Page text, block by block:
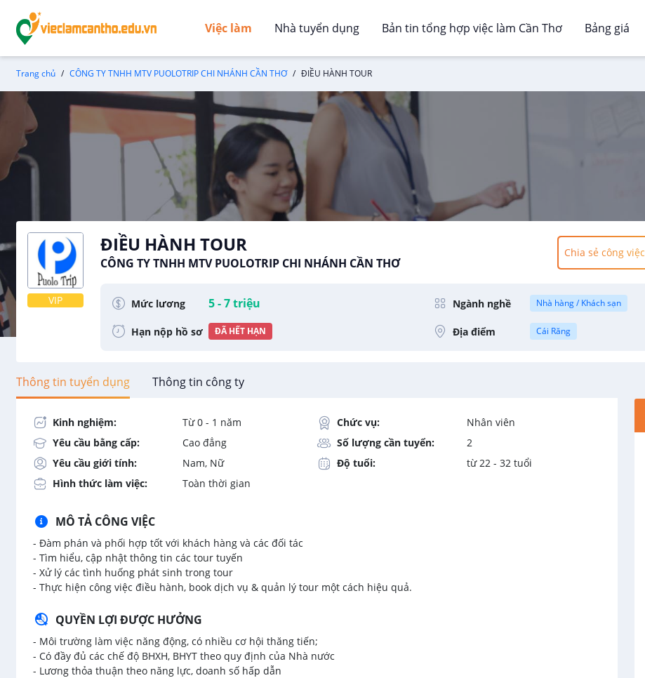
Việc làm Nhà tuyển dụng Bản tin tổng hợp việc làm Cần Thơ Bảng giá
Trang chủ CÔNG TY TNHH MTV PUOLOTRIP CHI NHÁNH CẦN THƠ ĐIỀU HÀNH TOUR
VIP
ĐIỀU HÀNH TOUR
CÔNG TY TNHH MTV PUOLOTRIP CHI NHÁNH CẦN THƠ
Chia sẻ công việc
Mức lương 5 - 7 triệu Ngành nghề Nhà hàng / Khách sạn
Hạn nộp hồ sơ ĐÃ HẾT HẠN Địa điểm Cái Răng
Thông tin tuyển dụng Thông tin công ty
Kinh nghiệm: Từ 0 - 1 năm Chức vụ:
Nhân viên
Yêu cầu bằng cấp:
Cao đẳng Số lượng cần tuyển:
2
Yêu cầu giới tính:
Nam, Nữ Độ tuổi:
từ 22 - 32 tuổi
Hình thức làm việc:
Toàn thời gian
MÔ TẢ CÔNG VIỆC
- Đàm phán và phối hợp tốt với khách hàng và các đối tác
- Tìm hiểu, cập nhật thông tin các tour tuyến
- Xử lý các tình huống phát sinh trong tour
- Thực hiện công việc điều hành, book dịch vụ & quản lý tour một cách hiệu quả.
QUYỀN LỢI ĐƯỢC HƯỞNG
- Môi trường làm việc năng động, có nhiều cơ hội thăng tiến;
- Có đầy đủ các chế độ BHXH, BHYT theo quy định của Nhà nước
- Lương thỏa thuận theo năng lực, doanh số hấp dẫn